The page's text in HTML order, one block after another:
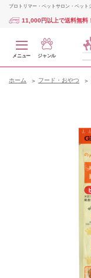
プロトリマー・ペットサロン・ペット
11,000円以上で送料無料！
メニュー ジャンル
ホーム フード・おやつ